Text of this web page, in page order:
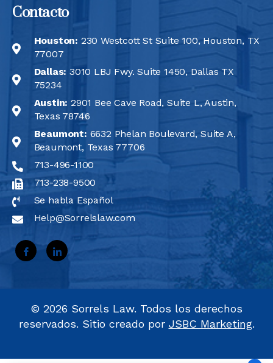
Contacto
Houston: 230 Westcott St Suite 100, Houston, TX
77007
Dallas: 3010 LBJ Fwy. Suite 1450, Dallas TX
75234
Austin: 2901 Bee Cave Road, Suite L, Austin,
Texas 78746
Beaumont: 6632 Phelan Boulevard, Suite A,
Beaumont, Texas 77706
713-496-1100
713-238-9500
Se habla Español
Help@Sorrelslaw.com
© 2026 Sorrels Law. Todos los derechos
reservados. Sitio creado por JSBC Marketing.